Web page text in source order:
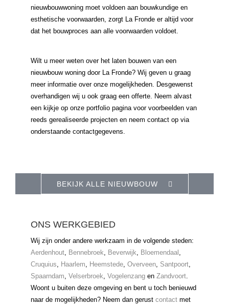
nieuwbouwwoning moet voldoen aan bouwkundige en
esthetische voorwaarden, zorgt La Fronde er altijd voor
dat het bouwproces aan alle voorwaarden voldoet.
Wilt u meer weten over het laten bouwen van een
nieuwbouw woning door La Fronde? Wij geven u graag
meer informatie over onze mogelijkheden. Desgewenst
overhandigen wij u ook graag een offerte. Neem alvast
een kijkje op onze portfolio pagina voor voorbeelden van
reeds gerealiseerde projecten en neem contact op via
onderstaande contactgegevens.
BEKIJK ALLE NIEUWBOUW
ONS WERKGEBIED
Wij zijn onder andere werkzaam in de volgende steden:
Aerdenhout, Bennebroek, Beverwijk, Bloemendaal ,
Cruquius, Haarlem, Heemstede, Overveen, Santpoort,
Spaarndam, Velserbroek, Vogelenzang en Zandvoort.
Woont u buiten deze omgeving en bent u toch benieuwd
naar de mogelijkheden? Neem dan gerust contact met